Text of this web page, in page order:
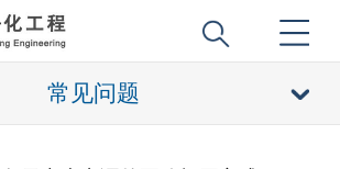
常见问题